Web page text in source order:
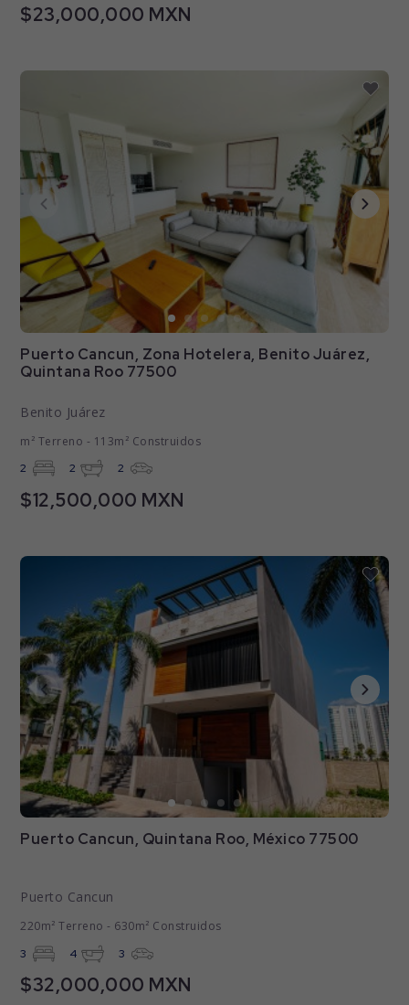
$23,000,000 MXN
Puerto Cancun, Zona Hotelera, Benito Juárez,
Quintana Roo 77500
Benito Juárez
m² Terreno - 113m² Construidos
2 2 2
$12,500,000 MXN
Puerto Cancun, Quintana Roo, México 77500
Puerto Cancun
220m² Terreno - 630m² Construidos
3 4 3
$32,000,000 MXN